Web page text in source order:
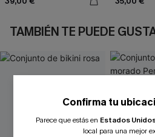
TAMBIÉN TE PUEDE
Confirma tu
Parece que estás en Estados
local para una mejor